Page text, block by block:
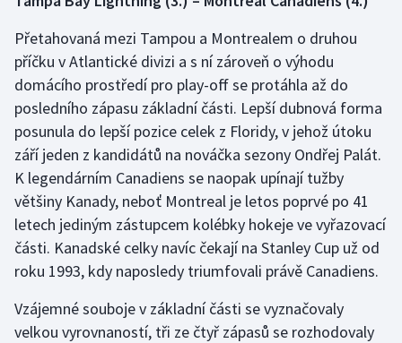
Přetahovaná mezi Tampou a Montrealem o druhou
příčku v Atlantické divizi a s ní zároveň o výhodu
domácího prostředí pro play-off se protáhla až do
posledního zápasu základní části. Lepší dubnová forma
posunula do lepší pozice celek z Floridy, v jehož útoku
září jeden z kandidátů na nováčka sezony Ondřej Palát.
K legendárním Canadiens se naopak upínají tužby
většiny Kanady, neboť Montreal je letos poprvé po 41
letech jediným zástupcem kolébky hokeje ve vyřazovací
části. Kanadské celky navíc čekají na Stanley Cup už od
roku 1993, kdy naposledy triumfovali právě Canadiens.
Vzájemné souboje v základní části se vyznačovaly
velkou vyrovnaností, tři ze čtyř zápasů se rozhodovaly